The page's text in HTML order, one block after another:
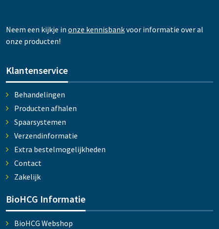
Neem een kijkje in onze kennisbankvoor informatie over al
onze producten!
Klantenservice
Behandelingen
Producten afhalen
Spaarsystemen
Verzendinformatie
Extra bestelmogelijkheden
Contact
Zakelijk
BioHCG Informatie
BioHCG Webshop